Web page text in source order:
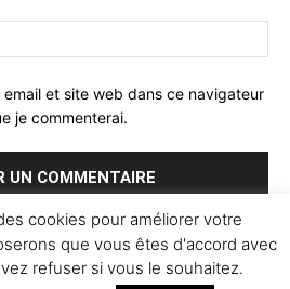
email et site web dans ce navigateur
je commenterai.
cookies pour améliorer votre
que vous êtes d'accord avec
refuser si vous le souhaitez.